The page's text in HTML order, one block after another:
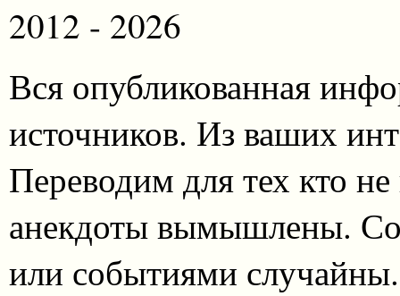
2012 - 2026
Вся опубликованная
источников. Из ваших
Переводим для тех кто
анекдоты вымышлены.
или событиями случайны.